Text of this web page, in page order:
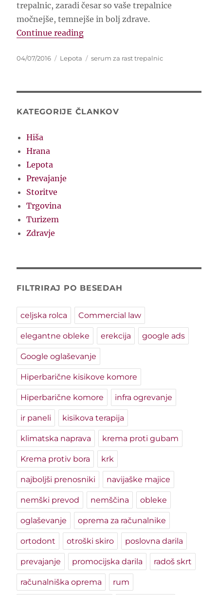
trepalnic, zaradi česar so vaše trepalnice
močnejše, temnejše in bolj zdrave.
Continue reading“Tudi zvezdnice prisegajo na
Posted
04/07/2016 Categories
Lepota Tags
serum za rast trepalnic
KATEGORIJE ČLANKOV
Hiša
Hrana
Lepota
Prevajanje
Storitve
Trgovina
Turizem
Zdravje
FILTRIRAJ PO BESEDAH
celjska rolca Commercial law
elegantne obleke erekcija google ads
Google oglaševanje
Hiperbarične kisikove komore
Hiperbarične komore infra ogrevanje
ir paneli kisikova terapija
klimatska naprava krema proti gubam
Krema protiv bora krk
najboljši prenosniki navijaške majice
nemški prevod nemščina obleke
oglaševanje oprema za računalnike
ortodont otroški skiro poslovna darila
prevajanje promocijska darila radoš skrt
računalniška oprema rum